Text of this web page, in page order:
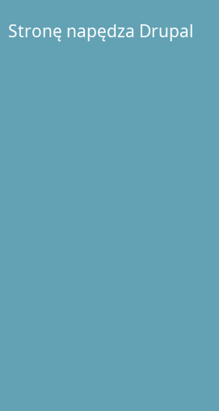
Stronę napędza Drupal